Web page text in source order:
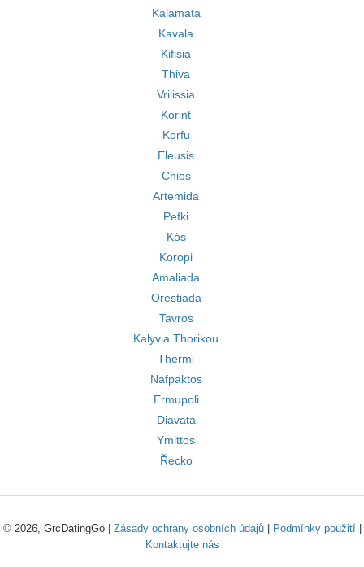
Kalamata
Kavala
Kifisia
Thiva
Vrilissia
Korint
Korfu
Eleusis
Chios
Artemida
Pefki
Kós
Koropi
Amaliada
Orestiada
Tavros
Kalyvia Thorikou
Thermi
Nafpaktos
Ermupoli
Diavata
Ymittos
Řecko
© 2026, GrcDatingGo | Zásady ochrany osobních údajů| Podmínky použití|
Kontaktujte nás